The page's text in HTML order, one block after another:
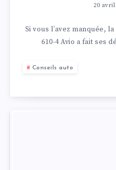
20 avril
Si vous l’avez manquée,
610-4 Avio a fait ses
Conseils auto